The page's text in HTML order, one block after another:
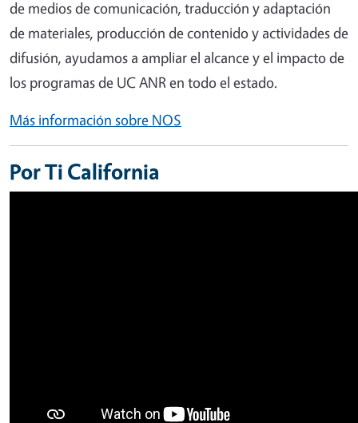
de medios de comunicación, traducción y adaptación
de materiales, producción de contenido y actividades de
difusión, ayudamos a ampliar el alcance y el impacto de
los programas de UC ANR en todo el estado.
Más información sobre NOS
Por Ti California